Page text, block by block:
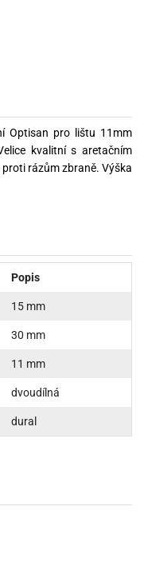
Optisan pro lištu 11mm
kvalitní s aretačním
rázům zbraně. Výška
Popis
15 mm
30 mm
11 mm
dvoudílná
dural